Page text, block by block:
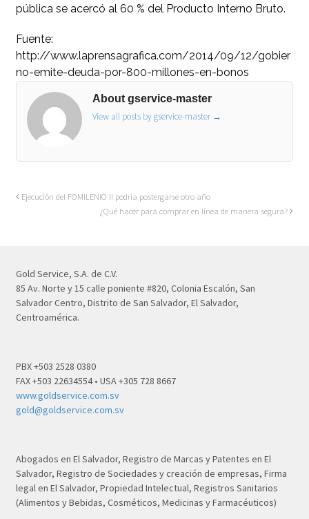
pública se acercó al 60 % del Producto Interno Bruto.
Fuente:
http://www.laprensagrafica.com/2014/09/12/gobier
no-emite-deuda-por-800-millones-en-bonos
About gservice-master
View all posts by gservice-master →
Ejecución del FOMILENIO II podría postergarse otro año
¿Qué hacer para comprar en línea de manera segura?
Gold Service, S.A. de C.V.
85 Av. Norte y 15 calle poniente #820, Colonia Escalón, San
Salvador Centro, Distrito de San Salvador, El Salvador,
Centroamérica.
PBX +503 2528 0380
FAX +503 22634554 • USA +305 728 8667
www.goldservice.com.sv
gold@goldservice.com.sv
Abogados en El Salvador, Registro de Marcas y Patentes en El
Salvador, Registro de Sociedades y creación de empresas, Firma
legal en El Salvador, Propiedad Intelectual, Registros Sanitarios
(Alimentos y Bebidas, Cosméticos, Medicinas y Farmacéuticos)